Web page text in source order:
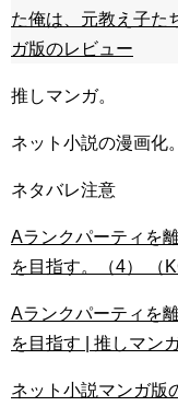
た俺は、元教え子た
ガ版のレビュー
推しマンガ。
ネット小説の漫画化
ネタバレ注意
Aランクパーティを
を目指す。（4） （
Aランクパーティを
を目指す | 推しマン
ネット小説マンガ版